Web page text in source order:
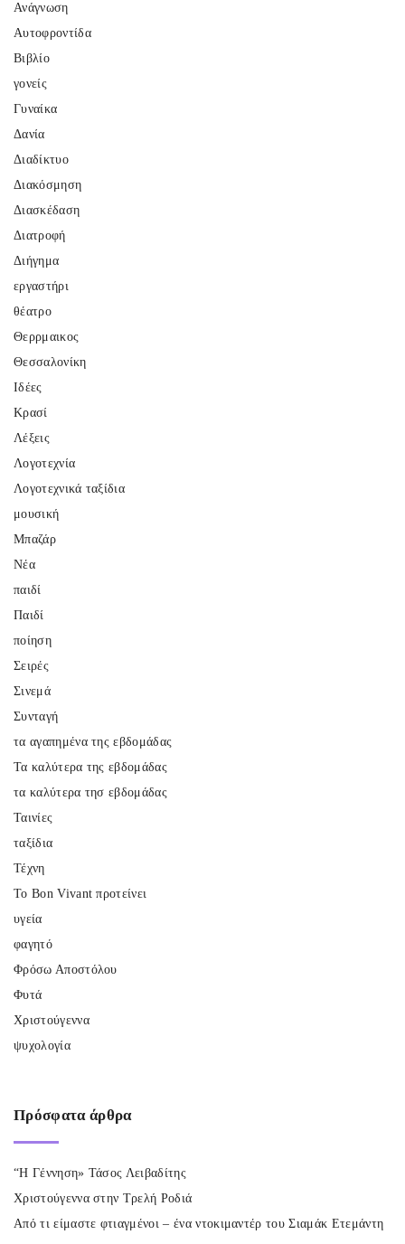
Ανάγνωση
Αυτοφροντίδα
Βιβλίο
γονείς
Γυναίκα
Δανία
Διαδίκτυο
Διακόσμηση
Διασκέδαση
Διατροφή
Διήγημα
εργαστήρι
θέατρο
Θερρμαικος
Θεσσαλονίκη
Ιδέες
Κρασί
Λέξεις
Λογοτεχνία
Λογοτεχνικά ταξίδια
μουσική
Μπαζάρ
Νέα
παιδί
Παιδί
ποίηση
Σειρές
Σινεμά
Συνταγή
τα αγαπημένα της εβδομάδας
Τα καλύτερα της εβδομάδας
τα καλύτερα τησ εβδομάδας
Ταινίες
ταξίδια
Τέχνη
Το Bon Vivant προτείνει
υγεία
φαγητό
Φρόσω Αποστόλου
Φυτά
Χριστούγεννα
ψυχολογία
Πρόσφατα άρθρα
“Η Γέννηση» Τάσος Λειβαδίτης
Χριστούγεννα στην Τρελή Ροδιά
Από τι είμαστε φτιαγμένοι – ένα ντοκιμαντέρ του Σιαμάκ Ετεμάντη